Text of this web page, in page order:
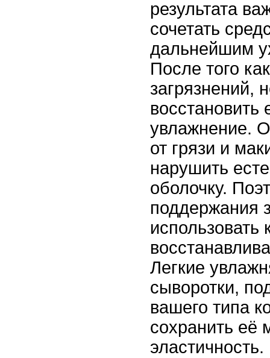
результата
сочетать
дальнейшим
После того
загрязнений,
восстановить
увлажнение.
от грязи и
нарушить
оболочку.
поддержания
использовать
Легкие
сыворотки,
вашего типа
сохранить её
эластичность.